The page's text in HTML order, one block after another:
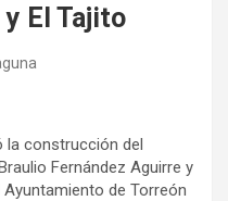
y El Tajito
la construcción del
Fernández Aguirre y
de Torreón